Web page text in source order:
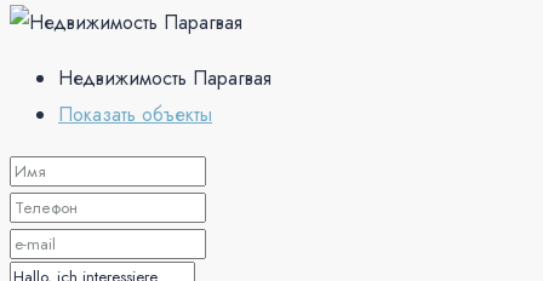
Недвижимость Парагвая
Показать объекты